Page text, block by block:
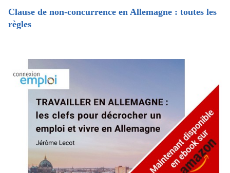
Clause de non-concurrence en Allemagne : toutes les
règles